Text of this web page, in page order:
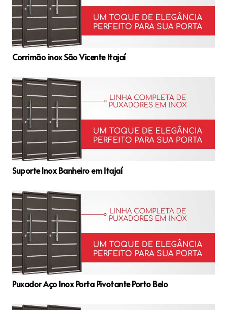
Corrimão inox São Vicente Itajaí
Suporte Inox Banheiro em Itajaí
Puxador Aço Inox Porta Pivotante Porto Belo